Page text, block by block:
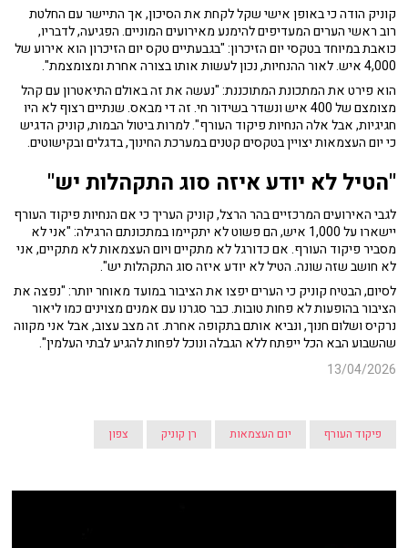
קוניק הודה כי באופן אישי שקל לקחת את הסיכון, אך התיישר עם החלטת
רוב ראשי הערים המעדיפים להימנע מאירועים המוניים. הפגיעה, לדבריו,
כואבת במיוחד בטקסי יום הזיכרון: "בגבעתיים טקס יום הזיכרון הוא אירוע של
4,000 איש. לאור ההנחיות, נכון לעשות אותו בצורה אחרת ומצומצמת".
הוא פירט את המתכונת המתוכננת: "נעשה את זה באולם התיאטרון עם קהל
מצומצם של 400 איש ונשדר בשידור חי. זה די מבאס. שנתיים רצוף לא היו
חגיגיות, אבל אלה הנחיות פיקוד העורף". למרות ביטול הבמות, קוניק הדגיש
כי יום העצמאות יצויין בטקסים קטנים במערכת החינוך, בדגלים ובקישוטים.
"הטיל לא יודע איזה סוג התקהלות יש"
לגבי האירועים המרכזיים בהר הרצל, קוניק העריך כי אם הנחיות פיקוד העורף
יישארו על 1,000 איש, הם פשוט לא יתקיימו במתכונתם הרגילה: "אני לא
מסביר פיקוד העורף. אם כדורגל לא מתקיים ויום העצמאות לא מתקיים, אני
לא חושב שזה שונה. הטיל לא יודע איזה סוג התקהלות יש".
לסיום, הבטיח קוניק כי הערים יפצו את הציבור במועד מאוחר יותר: "נפצה את
הציבור בהופעות לא פחות טובות. כבר סגרנו עם אמנים מצוינים כמו ליאור
נרקיס ושלום חנוך, ונביא אותם בתקופה אחרת. זה מצב עצוב, אבל אני מקווה
שהשבוע הבא הכל ייפתח ללא הגבלה ונוכל לפחות להגיע לבתי העלמין".
13/04/2026
פיקוד העורף יום העצמאות רן קוניק צפון